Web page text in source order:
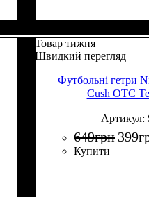
Товар тижня
Швидкий перегляд
Футбольні гетри
Cush OTC
649грн 399
Купити